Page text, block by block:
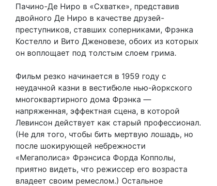
Пачино-Де Ниро в «Схватке», представив
двойного Де Ниро в качестве друзей-
преступников, ставших соперниками, Фрэнка
Костелло и Вито Дженовезе, обоих из которых
он воплощает под толстым слоем грима.
Фильм резко начинается в 1959 году с
неудачной казни в вестибюле нью-йоркского
многоквартирного дома Фрэнка —
напряженная, эффектная сцена, в которой
Левинсон действует как старый профессионал.
(Не для того, чтобы бить мертвую лошадь, но
после шокирующей небрежности
«Мегаполиса» Фрэнсиса Форда Копполы,
приятно видеть, что режиссер его возраста
владеет своим ремеслом.) Остальное